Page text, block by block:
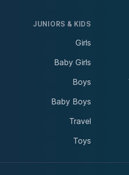
JUNIORS & KIDS
Girls
Baby Girls
Boys
Baby Boys
Travel
Toys